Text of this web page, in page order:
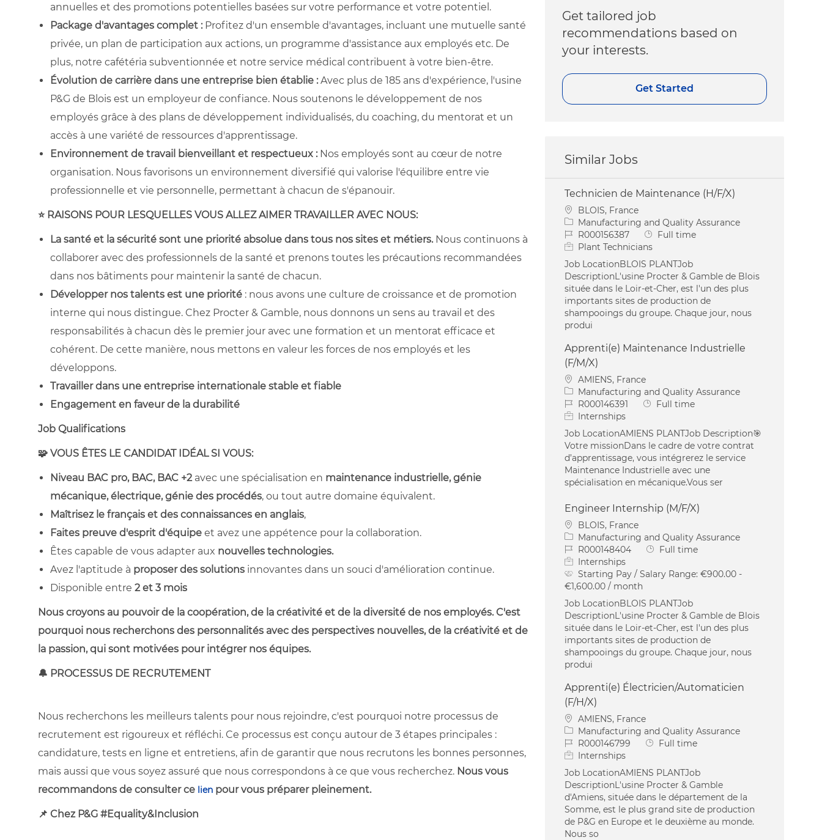
annuelles et des promotions potentielles basées sur votre performance et votre potentiel.
Package d'avantages complet : Profitez d'un ensemble d'avantages, incluant une mutuelle santé
privée, un plan de participation aux actions, un programme d'assistance aux employés etc. De
plus, notre cafétéria subventionnée et notre service médical contribuent à votre bien-être.
Évolution de carrière dans une entreprise bien établie :Avec plus de 185 ans d'expérience, l'usine
P&G de Blois est un employeur de confiance. Nous soutenons le développement de nos
employés grâce à des plans de développement individualisés, du coaching, du mentorat et un
accès à une variété de ressources d'apprentissage.
Environnement de travail bienveillant et respectueux : Nos employés sont au cœur de notre
organisation. Nous favorisons un environnement diversifié qui valorise l'équilibre entre vie
professionnelle et vie personnelle, permettant à chacun de s'épanouir.
⭐ RAISONS POUR LESQUELLES VOUS ALLEZ AIMER TRAVAILLER AVEC NOUS:
La santé et la sécurité sont une priorité absolue dans tous nos sites et métiers. Nous continuons à
collaborer avec des professionnels de la santé et prenons toutes les précautions recommandées
dans nos bâtiments pour maintenir la santé de chacun.
Développer nos talents est une priorité : nous avons une culture de croissance et de promotion
interne qui nous distingue. Chez Procter & Gamble, nous donnons un sens au travail et des
responsabilités à chacun dès le premier jour avec une formation et un mentorat efficace et
cohérent. De cette manière, nous mettons en valeur les forces de nos employés et les
développons.
Travailler dans une entreprise internationale stable et fiable
Engagement en faveur de la durabilité
Job Qualifications
🧩 VOUS ÊTES LE CANDIDAT IDÉAL SI VOUS:
Niveau BAC pro, BAC, BAC +2 avec une spécialisation en maintenance industrielle, génie
mécanique, électrique, génie des procédés, ou tout autre domaine équivalent.
Maîtrisez le français et des connaissances en anglais,
Faites preuve d'esprit d'équipe et avez une appétence pour la collaboration.
Êtes capable de vous adapter aux nouvelles technologies.
Avez l'aptitude à proposer des solutions innovantes dans un souci d'amélioration continue.
Disponible entre 2 et 3 mois
Nous croyons au pouvoir de la coopération, de la créativité et de la diversité de nos employés. C'est
pourquoi nous recherchons des personnalités avec des perspectives nouvelles, de la créativité et de
la passion, qui sont motivées pour intégrer nos équipes.
🔔 PROCESSUS DE RECRUTEMENT
Nous recherchons les meilleurs talents pour nous rejoindre, c'est pourquoi notre processus de
recrutement est rigoureux et réfléchi. Ce processus est conçu autour de 3 étapes principales :
candidature, tests en ligne et entretiens, afin de garantir que nous recrutons les bonnes personnes,
mais aussi que vous soyez assuré que nous correspondons à ce que vous recherchez. Nous vous
recommandons de consulter ce lien pour vous préparer pleinement.
📌 Chez P&G #Equality&Inclusion
Get tailored job
recommendations based on
your interests.
Get Started
Similar Jobs
Technicien de Maintenance (H/F/X)
Location
BLOIS, France
Category
Manufacturing and Quality Assurance
Job IdR000156387 Job Type
Full time
Plant Technicians
Job LocationBLOIS PLANTJob
DescriptionL'usine Procter & Gamble de Blois
située dans le Loir-et-Cher, est l'un des plus
importants sites de production de
shampooings du groupe. Chaque jour, nous
produi
Apprenti(e) Maintenance Industrielle
(F/M/X)
Location
AMIENS, France
Category
Manufacturing and Quality Assurance
Job IdR000146391 Job Type
Full time
Internships
Job LocationAMIENS PLANTJob Description🎯
Votre missionDans le cadre de votre contrat
d’apprentissage, vous intégrerez le service
Maintenance Industrielle avec une
spécialisation en mécanique.Vous ser
Engineer Internship (M/F/X)
Location
BLOIS, France
Category
Manufacturing and Quality Assurance
Job IdR000148404 Job Type
Full time
Internships
Starting Pay / Salary Range:€900.00 -
€1,600.00 / month
Job LocationBLOIS PLANTJob
DescriptionL'usine Procter & Gamble de Blois
située dans le Loir-et-Cher, est l'un des plus
importants sites de production de
shampooings du groupe. Chaque jour, nous
produi
Apprenti(e) Électricien/Automaticien
(F/H/X)
Location
AMIENS, France
Category
Manufacturing and Quality Assurance
Job IdR000146799 Job Type
Full time
Internships
Job LocationAMIENS PLANTJob
DescriptionL'usine Procter & Gamble
d'Amiens, située dans le département de la
Somme, est le plus grand site de production
de P&G en Europe et le deuxième au monde.
Nous so